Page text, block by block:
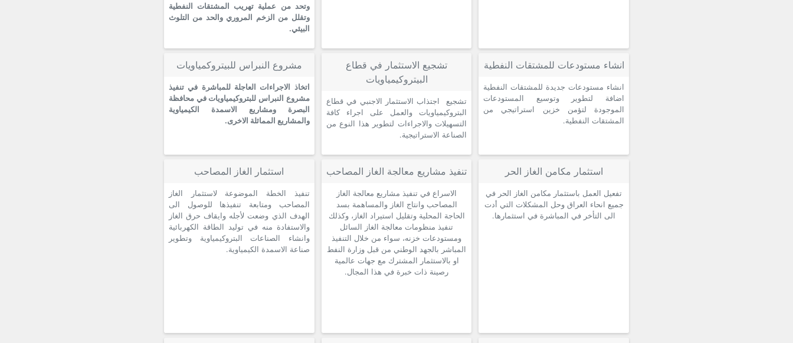
وتحد من عملية تهريب المشتقات النفطية
وتقلل من الزخم المروري والحد من التلوث
البيئي.
انشاء مستودعات للمشتقات النفطية
انشاء مستودعات جديدة للمشتقات النفطية
اضافة لتطوير وتوسيع المستودعات
الموجودة لتؤمن خزين استراتيجي من
المشتقات النفطية.
تشجيع الاستثمار في قطاع
البيتروكيمياويات
تشجيع اجتذاب الاستثمار الاجنبي في قطاع
البتروكيمياويات والعمل على اجراء كافة
التسهيلات والاجراءات لتطوير هذا النوع من
الصناعة الاستراتيجية.
مشروع النبراس للبيتروكمياويات
اتخاذ الاجراءات العاجلة للمباشرة في تنفيذ
مشروع النبراس للبتروكيمياويات في محافظة
البصرة ومشاريع الاسمدة الكيمياوية
والمشاريع المماثلة الاخرى.
استثمار مكامن الغاز الحر
تفعيل العمل باستثمار مكامن الغاز الحر في
جميع انحاء العراق وحل المشكلات التي أدت
الى التأخر في المباشرة في استثمارها.
تنفيذ مشاريع معالجة الغاز المصاحب
الاسراع في تنفيذ مشاريع معالجة الغاز
المصاحب وانتاج الغاز والمساهمة بسد
الحاجة المحلية وتقليل استيراد الغاز، وكذلك
تنفيذ منظومات معالجة الغاز السائل
ومستودعات خزنه، سواء من خلال التنفيذ
المباشر بالجهد الوطني من قبل وزارة النفط
او بالاستثمار المشترك مع جهات عالمية
رصينة ذات خبرة في هذا المجال.
استثمار الغاز المصاحب
تنفيذ الخطة الموضوعة لاستثمار الغاز
المصاحب ومتابعة تنفيذها للوصول الى
الهدف الذي وضعت لأجله وايقاف حرق الغاز
والاستفادة منه في توليد الطاقة الكهربائية
وانشاء الصناعات البتروكيمياوية وتطوير
صناعة الاسمدة الكيمياوية.